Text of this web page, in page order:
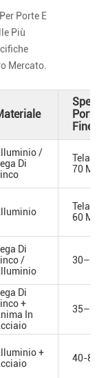
Porte E
Più
Mercato.
/
Lega Di
70
60
Lega Di
/
Lega Di
+
In
+
40-